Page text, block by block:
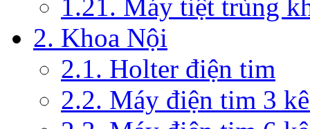
1.21. Máy tiệt trùng
2. Khoa Nội
2.1. Holter điện tim
2.2. Máy điện tim 3